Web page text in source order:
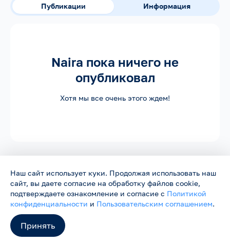
Публикации Информация
Naira пока ничего не
опубликовал
Хотя мы все очень этого ждем!
Родники ©2026
Нас объединяет песня
Сайт работает в тестовом режиме и будет обновляться.
Пожелания и замечания можно направить на
support@rodniki.com.ru
Наш сайт использует куки. Продолжая использовать наш
сайт, вы даете согласие на обработку файлов cookie,
подтверждаете ознакомление и согласие с Политикой
конфиденциальности и Пользовательским соглашением.
Принять